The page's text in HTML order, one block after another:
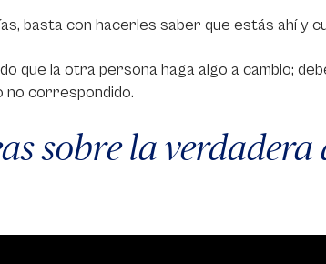
basta con hacerles saber que estás ahí y
que la otra persona haga algo a cambio;
no correspondido.
sobre la verdadera